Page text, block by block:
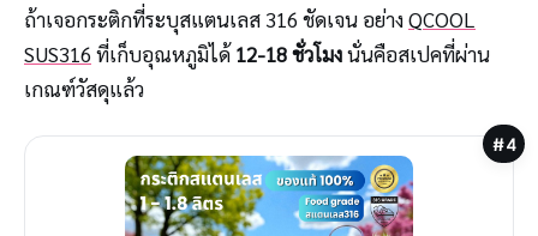
ถ้าเจอกระติกที่ระบุสแตนเลส 316 ชัดเจน อย่างQCOOL
SUS316 ที่เก็บอุณหภูมิได้ 12-18 ชั่วโมงนั่นคือสเปคที่ผ่าน
เกณฑ์วัสดุแล้ว
#4